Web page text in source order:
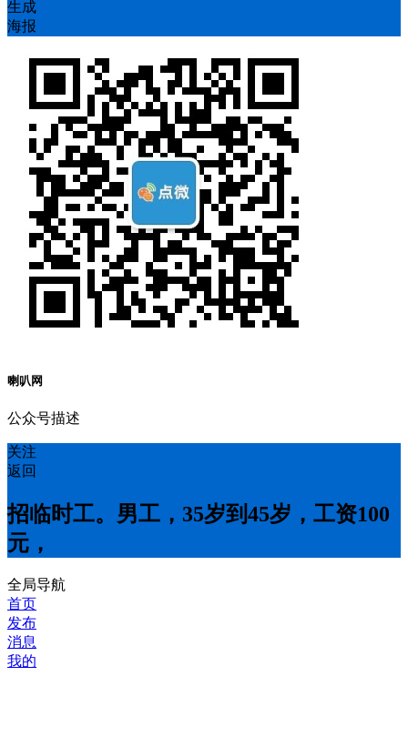
生成
海报
喇叭网
公众号描述
关注
返回
招临时工。男工，35岁到45岁，工资100
元，
全局导航
首页
发布
消息
我的